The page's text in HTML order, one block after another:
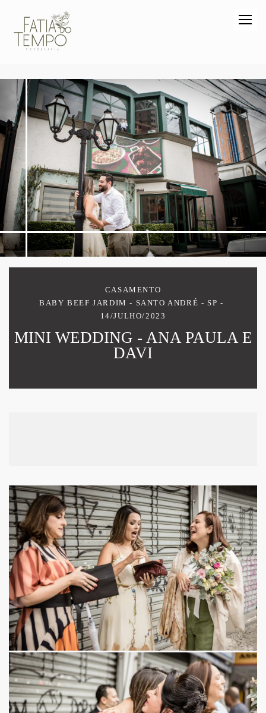
CASAMENTO
BABY BEEF JARDIM - SANTO ANDRÉ - SP
14/JULHO/2023
MINI WEDDING - ANA PAULA E
DAVI